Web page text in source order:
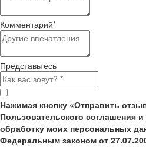
Комментарий*
Представьтесь
Нажимая кнопку «Отправить
Пользовательского соглашения
обработку моих персональных
Федеральным законом от